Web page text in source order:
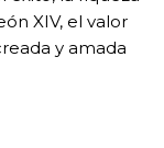
XIV, el valor
y amada